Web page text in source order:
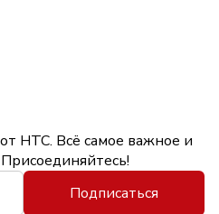
НТС. Всё самое важное и
Подписаться